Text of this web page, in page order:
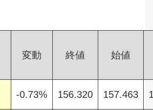
変動 終値 始値
-0.73% 156.320 157.463